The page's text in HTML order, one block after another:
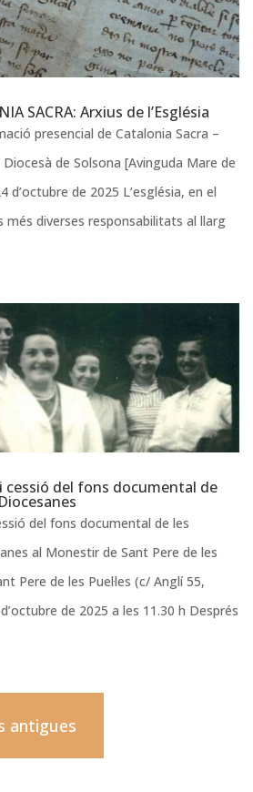
SACRA: Arxius de l’Església
presencial de Catalonia Sacra –
de Solsona [Avinguda Mare de
d’octubre de 2025 L’església, en el
més diverses responsabilitats al llarg
cessió del fons documental de
del fons documental de les
al Monestir de Sant Pere de les
Pere de les Puel·les (c/ Anglí 55,
de 2025 a les 11.30 h Després
antigues